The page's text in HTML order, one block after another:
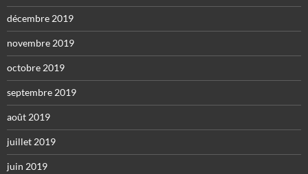
décembre 2019
novembre 2019
octobre 2019
septembre 2019
août 2019
juillet 2019
juin 2019